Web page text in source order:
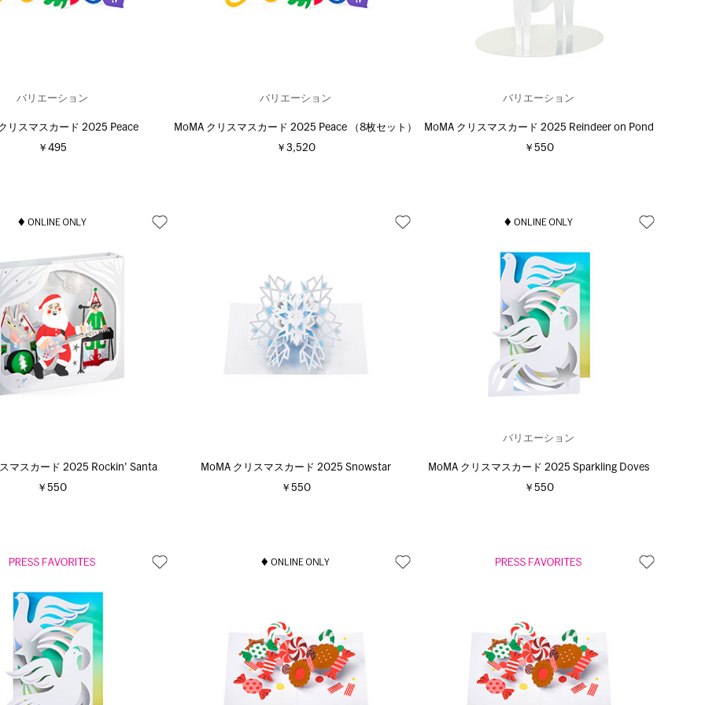
バリエーション
リスマスカード 2025 Peace
￥495
バリエーション
MoMA クリスマスカード 2025 Peace （8枚セット）
￥3,520
バリエーション
MoMA クリスマスカード 2025 Reindeer on Pond
￥550
マスカード 2025 Rockin' Santa
￥550
MoMA クリスマスカード 2025 Snowstar
￥550
バリエーション
MoMA クリスマスカード 2025 Sparkling Doves
￥550